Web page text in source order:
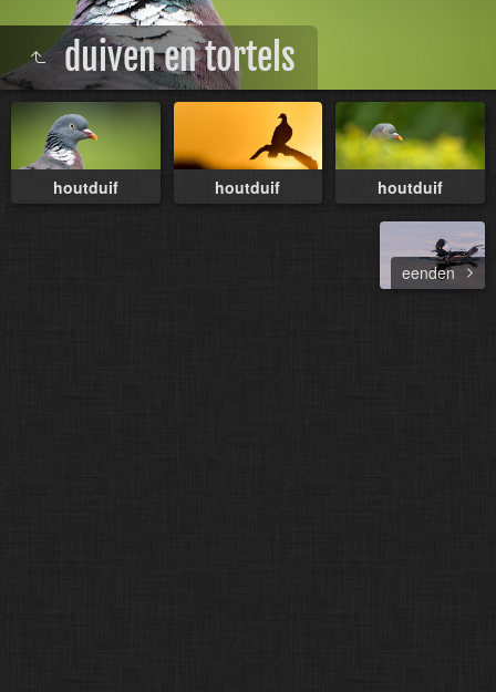
duiven en tortels
houtduif houtduif houtduif
eenden